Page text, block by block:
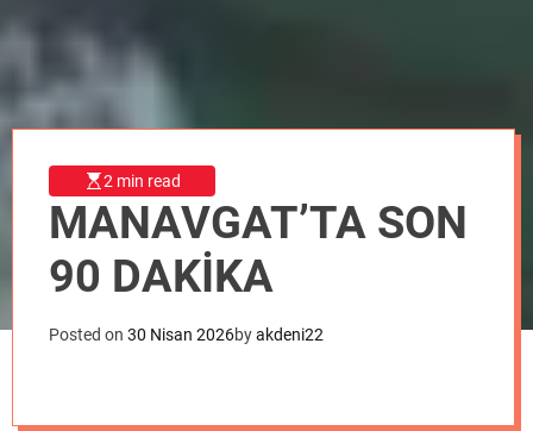
2 min read
MANAVGAT’TA SON
90 DAKİKA
Posted on 30 Nisan 2026byakdeni22